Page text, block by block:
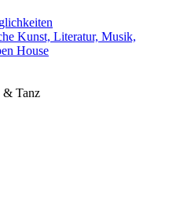
Kunst, Literatur, Musik,
House
& Tanz